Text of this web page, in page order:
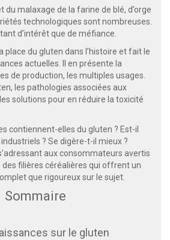
du malaxage de la farine de blé, d’orge
technologiques sont nombreuses.
d’intérêt que de méfiance.
place du gluten dans l’histoire et fait le
actuelles. Il en présente la
de production, les multiples usages.
les pathologies associées aux
solutions pour en réduire la toxicité
contiennent-elles du gluten ? Est-il
? Se digère-t-il mieux ?
aux consommateurs avertis
filières céréalières qui offrent un
que rigoureux sur le sujet.
Sommaire
sur le gluten